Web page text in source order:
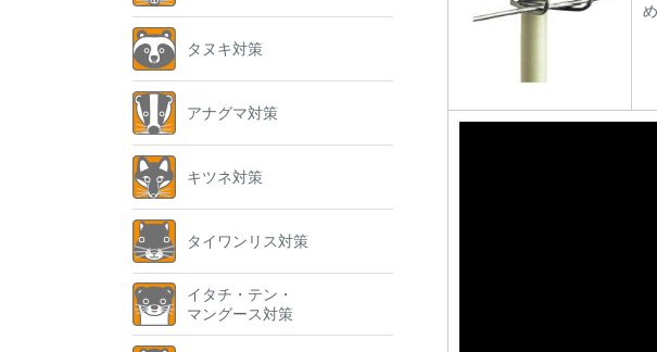
タヌキ対策
アナグマ対策
キツネ対策
タイワンリス対策
イタチ・テン・
マングース対策